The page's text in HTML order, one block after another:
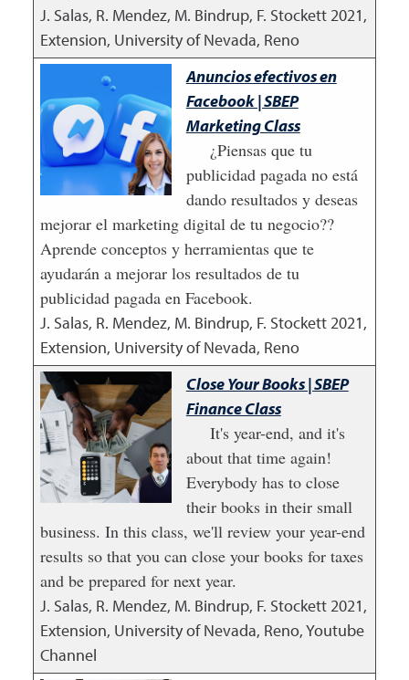
J. Salas, R. Mendez, M. Bindrup, F. Stockett2021,
Extension, University of Nevada, Reno
Anuncios efectivos en
Facebook | SBEP
Marketing Class
¿Piensas que tu
publicidad pagada no está
dando resultados y deseas
mejorar el marketing digital de tu negocio??
Aprende conceptos y herramientas que te
ayudarán a mejorar los resultados de tu
publicidad pagada en Facebook.
J. Salas, R. Mendez, M. Bindrup, F. Stockett2021,
Extension, University of Nevada, Reno
Close Your Books | SBEP
Finance Class
It's year-end, and it's
about that time again!
Everybody has to close
their books in their small
business. In this class, we'll review your year-end
results so that you can close your books for taxes
and be prepared for next year.
J. Salas, R. Mendez, M. Bindrup, F. Stockett2021,
Extension, University of Nevada, Reno, Youtube
Channel